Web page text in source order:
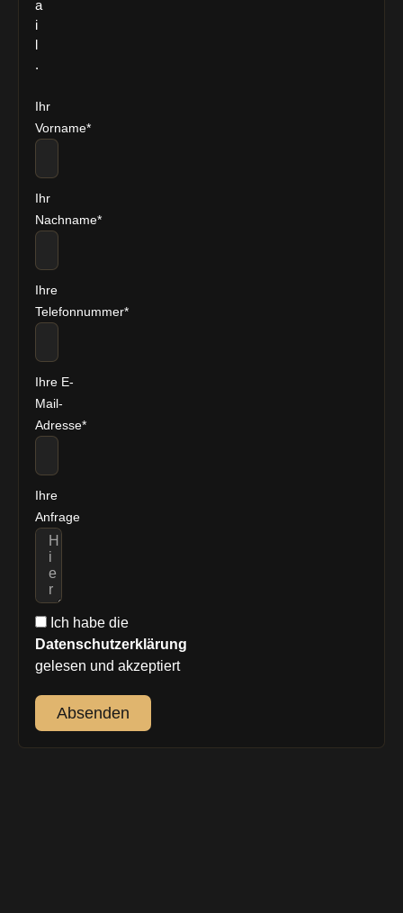
a
i
.
Ihr
Vorname*
Ihr
Nachname*
Ihre
Telefonnummer*
Ihre E-
Mail-
Adresse*
Ihre
Anfrage
Ich habe die
Datenschutzerklärung
gelesen und akzeptiert
Absenden